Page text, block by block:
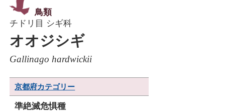
鳥類
チドリ目 シギ科
オオジシギ
Gallinago hardwickii
京都府カテゴリー
準絶滅危惧種